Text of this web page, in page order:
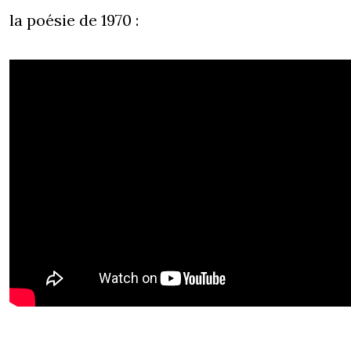
la poésie de 1970 :